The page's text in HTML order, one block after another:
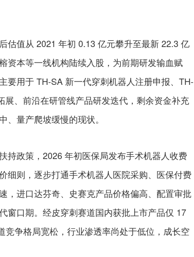
估值从 2021 年初 0.13 亿元攀升至最新 22.3 亿
资本等一线机构陆续入股，为前期研发输血赋
要用于 TH-SA 新一代穿刺机器人注册申报、TH-
、前沿在研管线产品研发迭代，剩余资金补充
、量产爬坡缓慢的现状。
持政策，2026 年初医保局发布手术机器人收费
细则，逐步打通手术机器人医院采购、医保付费
，进口达芬奇、史赛克产品价格偏高、配置审批
窗口期。经皮穿刺赛道国内获批上市产品仅 17
竞争格局宽松，行业渗透率尚处于低位，成长空